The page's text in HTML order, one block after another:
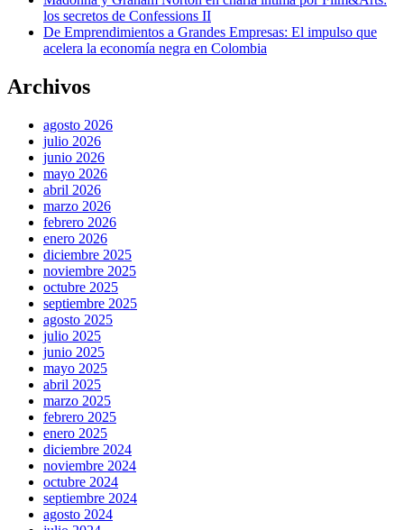
los secretos de Confessions II
De Emprendimientos a Grandes Empresas: El impulso que
acelera la economía negra en Colombia
Archivos
agosto 2026
julio 2026
junio 2026
mayo 2026
abril 2026
marzo 2026
febrero 2026
enero 2026
diciembre 2025
noviembre 2025
octubre 2025
septiembre 2025
agosto 2025
julio 2025
junio 2025
mayo 2025
abril 2025
marzo 2025
febrero 2025
enero 2025
diciembre 2024
noviembre 2024
octubre 2024
septiembre 2024
agosto 2024